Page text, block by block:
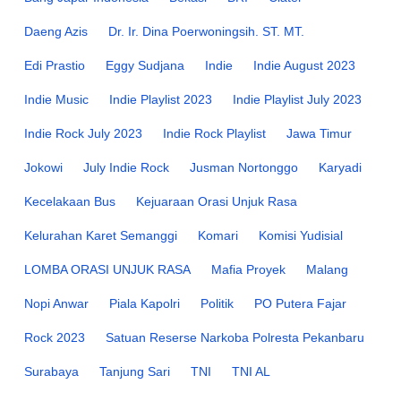
Daeng Azis Dr. Ir. Dina Poerwoningsih. ST. MT.
Edi Prastio Eggy Sudjana Indie Indie August 2023
Indie Music Indie Playlist 2023 Indie Playlist July 2023
Indie Rock July 2023 Indie Rock Playlist Jawa Timur
Jokowi July Indie Rock Jusman Nortonggo Karyadi
Kecelakaan Bus Kejuaraan Orasi Unjuk Rasa
Kelurahan Karet Semanggi Komari Komisi Yudisial
LOMBA ORASI UNJUK RASA Mafia Proyek Malang
Nopi Anwar Piala Kapolri Politik PO Putera Fajar
Rock 2023 Satuan Reserse Narkoba Polresta Pekanbaru
Surabaya Tanjung Sari TNI TNI AL